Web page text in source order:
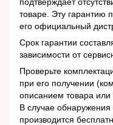
товаре. Эту гарантию
его официальный
Срок гарантии
зависимости от
Проверьте
при его получении
описанием товара или
В случае обнаружения
производится